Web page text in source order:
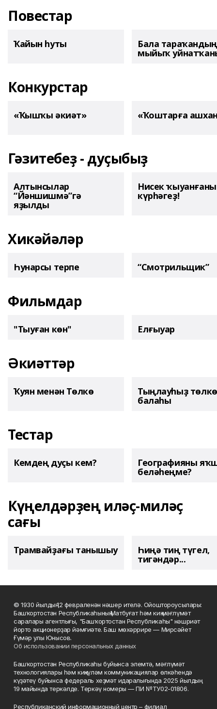
Повестар
Ҡайын һуты Бала тараҡандың
мыйыҡ
Конкурстар
«Ҡышҡы әкиәт» «Ҡоштарға
Гәзитебеҙ - дуҫыбыҙ
Алтынсылар
“Йәншишмә”гә
яҙылды
Нисек
күрһәгеҙ!
Хикәйәләр
Һунарсы терпе “Смотрильщик”
Фильмдар
"Тыуған көн" Елғыуар
Әкиәттәр
Ҡуян менән Төлкө Тыңлауһыҙ төлкө
балаһы
Тестар
Кемдең дуҫы кем? Географияны
беләһеңме?
Күңелдәрҙең иләҫ-миләҫ
сағы
Трамвайҙағы танышыу Һиңә тиң түгел,
тигәндәр...
© 1930 йылдың 12 февраленән нәшер ителә. Ойоштороусылары:
Башҡортостан Республикаһының Матбуғат һәм киң мәғлүмәт
саралары агентлығы, "Башҡортостан Республикаһы" нәшриәт
йорто акционерҙар йәмғиәте. Баш мөхәррире — Мирсәйет
Ғүмәр улы Юнысов.
Об использовании персональных данных
Башҡортостан Республикаһы буйынса элемтә, мәғлүмәт
технологиялары һәм киңкүләм коммуникациялар өлкәһендә
күҙәтеү буйынса федераль хеҙмәт идаралығында 2025 йылдың
19 майында теркәлде. Теркәү номеры — ПИ №ТУ02-01806.
Республиканский информационный центр – филиал